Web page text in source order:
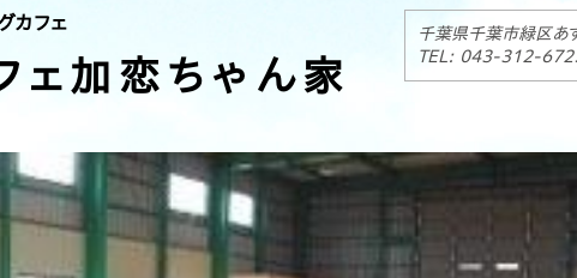
カフェ
ェ加恋ちゃん家
千葉県千葉市緑区
TEL: 043-312-